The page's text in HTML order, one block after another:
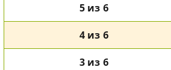
5 из 6
4 из 6
3 из 6